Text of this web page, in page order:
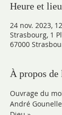
Heure et lieu
24 nov. 2023,
Strasbourg, 1
67000
À propos de
Ouvrage du
André